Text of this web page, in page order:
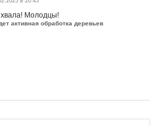
хвала! Молодцы!
активная обработка деревьев